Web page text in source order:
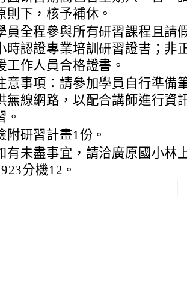
則下，核予補休。
員全程參與所有研習課程且請
時認證專業培訓研習證書；非
工作人員合格證書。
意事項：請參加學員自行準備
無線網路，以配合講師進行資
。
附研習計畫1份。
有未盡事宜，請洽廣原國小林
分機12。